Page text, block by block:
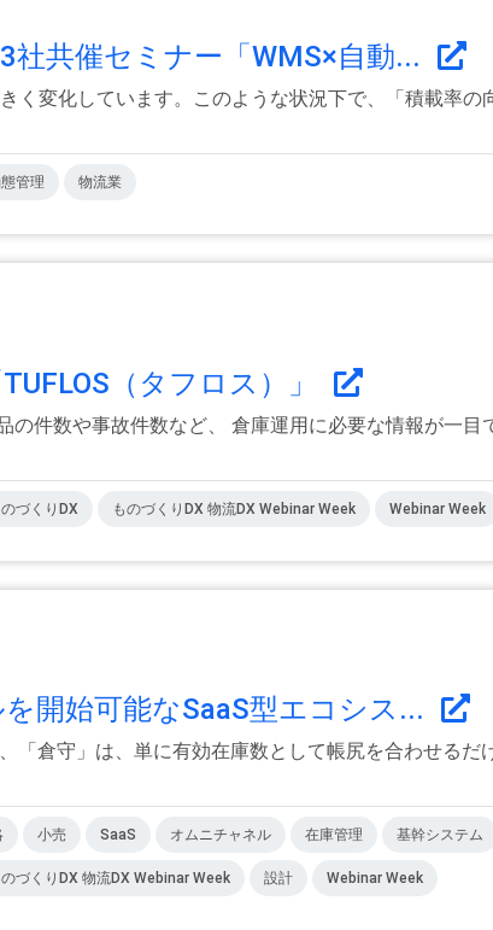
共催セミナー「WMS×自動...
変化しています。このような状況下で、「積載率の
管理 物流業
（タフロス）」
件数や事故件数など、 倉庫運用に必要な情報が一目
のづくりDX ものづくりDX 物流DX Webinar Week Webinar Week
開始可能なSaaS型エコシス...
「倉守」は、単に有効在庫数として帳尻を合わせるだ
小売 SaaS オムニチャネル 在庫管理 基幹システム
のづくりDX 物流DX Webinar Week 設計 Webinar Week